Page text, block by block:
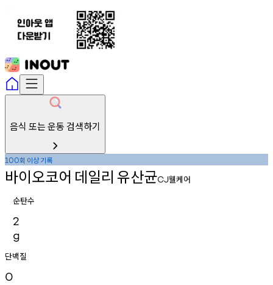
음식 또는 운동 검색하기
100회 이상기록
바이오코어 데일리 유산균CJ웰케어
순탄수
2
g
단백질
0